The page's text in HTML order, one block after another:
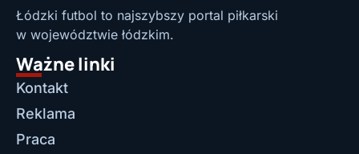
Łódzki futbol to najszybszy portal piłkarski
w województwie łódzkim.
Ważne linki
Kontakt
Reklama
Praca